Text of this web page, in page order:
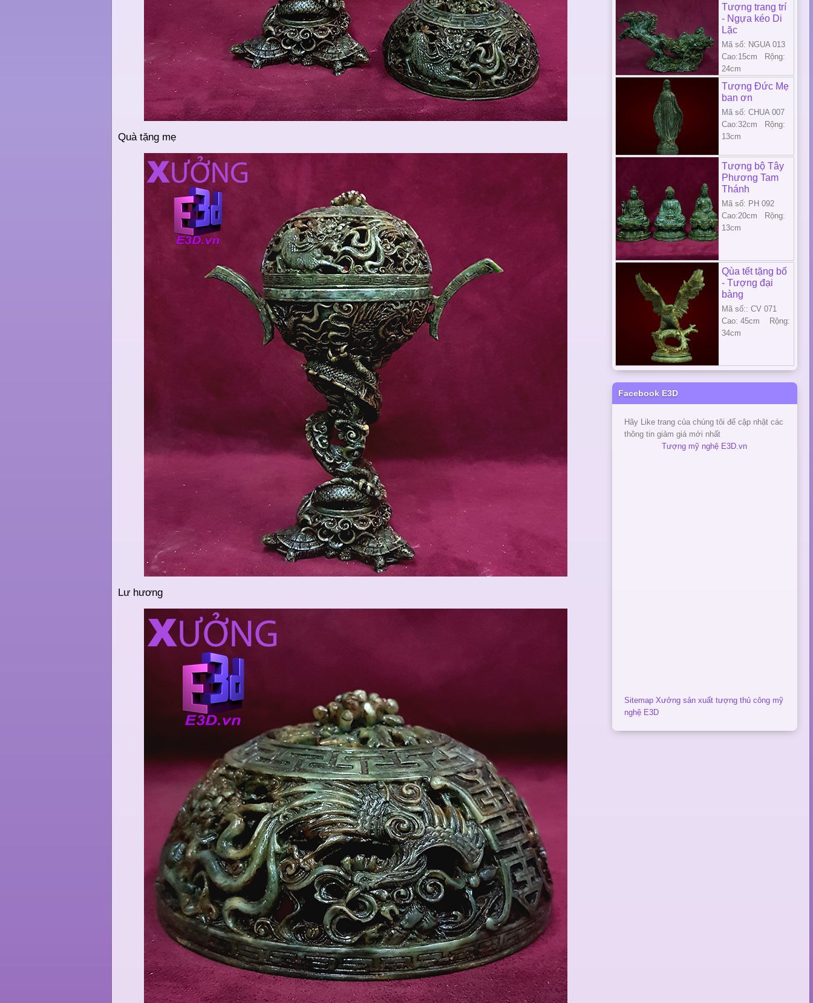
Quà tặng mẹ
Lư hương
Tượng trang trí
- Ngựa kéo Di
Lặc
Mã số: NGUA 013
Cao:15cm Rộng:
24cm
Tượng Đức Mẹ
ban ơn
Mã số: CHUA 007
Cao:32cm Rộng:
13cm
Tượng bộ Tây
Phương Tam
Thánh
Mã số: PH 092
Cao:20cm Rộng:
13cm
Qùa tết tặng bố
- Tượng đại
bàng
Mã số:: CV 071
Cao: 45cm Rộng:
34cm
Facebook E3D
Hãy Like trang của chúng tôi để cập nhật các
thông tin giảm giá mới nhất
Tượng mỹ nghệ E3D.vn
Sitemap Xưởng sản xuất tượng thủ công mỹ
nghệ E3D